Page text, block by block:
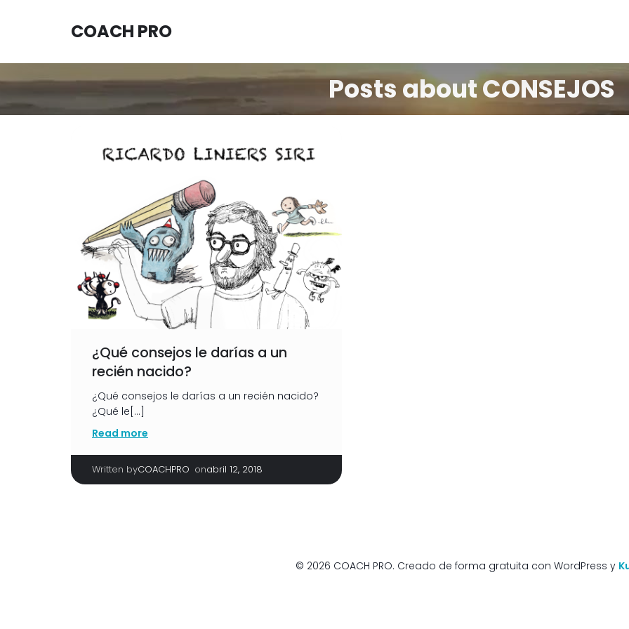
COACH PRO
Posts about CONSEJOS
¿Qué consejos le darías a un
recién nacido?
¿Qué consejos le darías a un recién nacido?
¿Qué le[…]
Read more
Written byCOACHPRO onabril 12, 2018
© 2026 COACH PRO. Creado de forma gratuita con WordPress y